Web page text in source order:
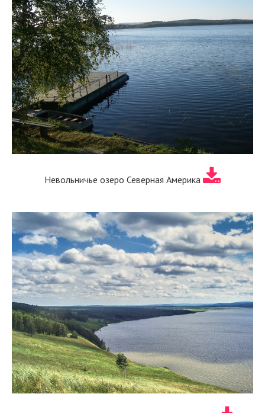
Невольничье озеро Северная Америка